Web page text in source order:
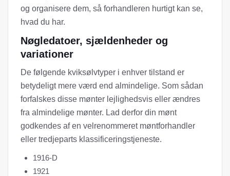
og organisere dem, så forhandleren hurtigt kan se,
hvad du har.
Nøgledatoer, sjældenheder og
variationer
De følgende kviksølvtyper i enhver tilstand er
betydeligt mere værd end almindelige. Som sådan
forfalskes disse mønter lejlighedsvis eller ændres
fra almindelige mønter. Lad derfor din mønt
godkendes af en velrenommeret møntforhandler
eller tredjeparts klassificeringstjeneste.
1916-D
1921